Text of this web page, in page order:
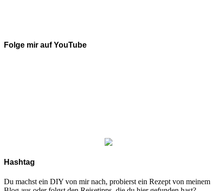
Folge mir auf YouTube
Hashtag
Du machst ein DIY von mir nach, probierst ein Rezept von meinem